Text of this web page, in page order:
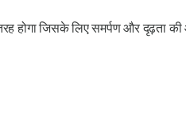
होगा जिसके लिए समर्पण और दृढ़ता की